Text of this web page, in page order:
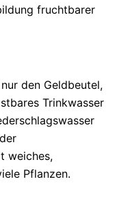
fruchtbarer
den Geldbeutel,
Trinkwasser
weiches,
Pflanzen.